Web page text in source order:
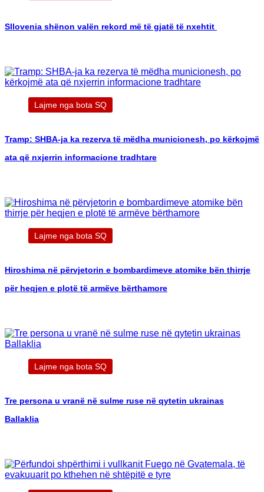
Sllovenia shënon valën rekord më të gjatë të nxehtit
Lajme nga bota SQ
Tramp: SHBA-ja ka rezerva të mëdha municionesh, po kërkojmë
ata që nxjerrin informacione tradhtare
Lajme nga bota SQ
Hiroshima në përvjetorin e bombardimeve atomike bën thirrje
për heqjen e plotë të armëve bërthamore
Lajme nga bota SQ
Tre persona u vranë në sulme ruse në qytetin ukrainas
Ballaklia